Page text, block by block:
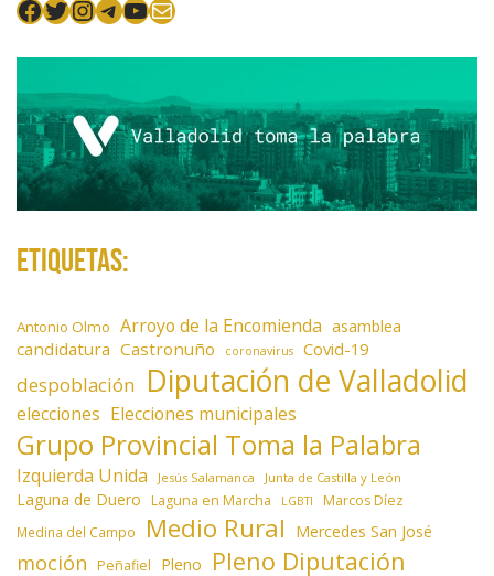
Facebook
Twitter
Instagram
Telegram
YouTube
Mail
Etiquetas:
Antonio Olmo Arroyo de la Encomienda asamblea
candidatura Castronuño coronavirus Covid-19
despoblación Diputación de Valladolid
elecciones Elecciones municipales
Grupo Provincial Toma la Palabra
Izquierda Unida Jesús Salamanca Junta de Castilla y León
Laguna de Duero Laguna en Marcha LGBTI Marcos Díez
Medina del Campo Medio Rural Mercedes San José
moción Peñafiel Pleno Pleno Diputación